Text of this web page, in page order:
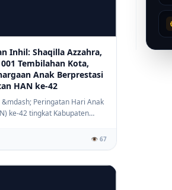
Inhil: Shaqilla Azzahra,
Tembilahan Kota,
Anak Berprestasi
HAN ke-42
Peringatan Hari Anak
ke-42 tingkat Kabupaten
👁️ 67